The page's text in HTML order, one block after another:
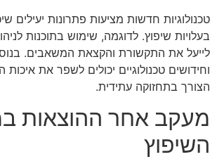
טכנולוגיות חדשות מציעות פתרונות יעילים
בעלויות שיפוץ. לדוגמה, שימוש בתוכנות
לייעל את התקשורת והקצאת המשאבים.
וחידושים טכנולוגיים יכולים לשפר את
הצורך בתחזוקה עתידית.
מעקב אחר ההוצאות
השיפוץ